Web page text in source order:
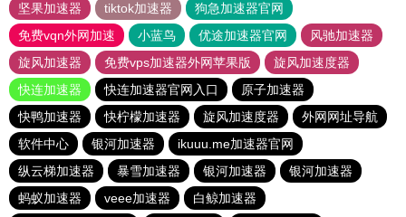
坚果加速器
tiktok加速器
狗急加速器官网
免费vqn外网加速
小蓝鸟 优途加速器官网
风驰加速器
旋风加速器
免费vps加速器外网苹果版
旋风加速度器
快连加速器
快连加速器官网入口
原子加速器
快鸭加速器
快柠檬加速器 旋风加速度器
外网网址导航
软件中心
银河加速器
ikuuu.me加速器官网
纵云梯加速器
暴雪加速器 银河加速器
银河加速器
蚂蚁加速器
veee加速器
白鲸加速器